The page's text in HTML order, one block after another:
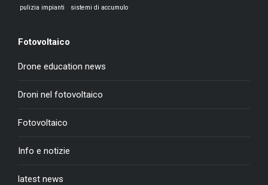
pulizia impianti sistemi di accumulo
Fotovoltaico
Drone education news
Droni nel fotovoltaico
Fotovoltaico
Info e notizie
latest news